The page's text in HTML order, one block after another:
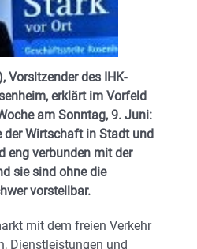
Vorsitzender des IHK-
erklärt im Vorfeld
am Sonntag, 9. Juni:
der Wirtschaft in Stadt und
eng verbunden mit der
sie sind ohne die
vorstellbar.
mit dem freien Verkehr
Dienstleistungen und